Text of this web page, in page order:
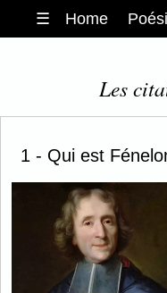
☰ Home
Les
1 - Qui est